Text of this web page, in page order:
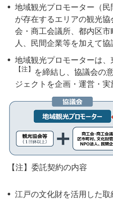
地域観光プロモーター（
が存在するエリアの観光
会・商工会議所、都内区
人、民間企業等を加えて協
地域観光プロモーターは
【注】
を締結し、協議会の
ジェクトを企画・運営・実
【注】委託契約の内容
江戸の文化財を活用した